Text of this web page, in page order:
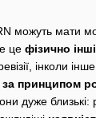
можуть мати
це фізично
інколи
за принципом
дуже близькі: